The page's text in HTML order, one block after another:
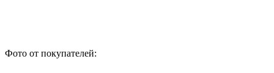
Фото от покупателей: